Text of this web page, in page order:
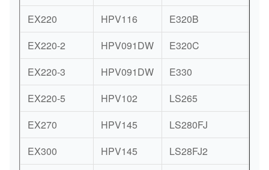
EX220 HPV116 E320B
EX220-2
HPV091DW E320C
EX220-3
HPV091DW E330
EX220-5
HPV102 LS265
EX270
HPV145 LS280FJ
EX300
HPV145 LS28FJ2